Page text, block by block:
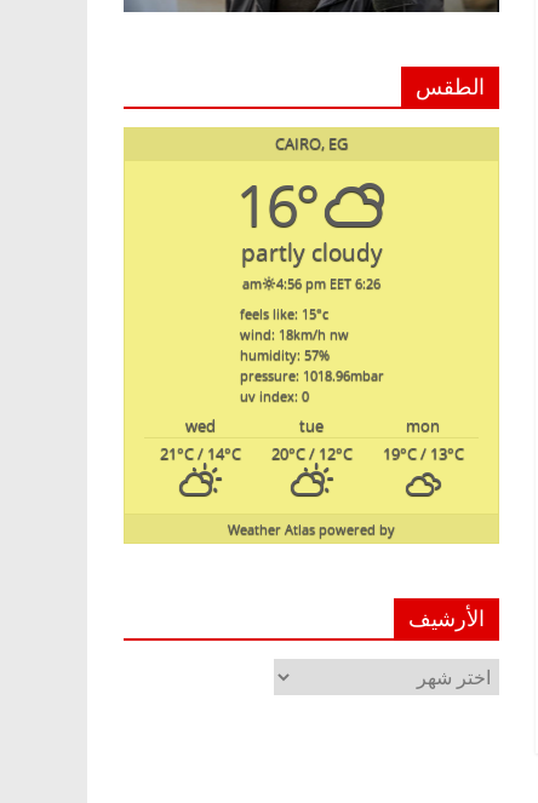
الطقس
CAIRO, EG
16°
partly cloudy
6:26 am
4:56 pm EET
feels like: 15°c
wind: 18km/h nw
humidity: 57%
pressure: 1018.96mbar
uv index: 0
mon
tue
wed
19°C/ 13°C
20°C/ 12°C
21°C/ 14°C
powered by
Weather Atlas
الأرشيف
الأرشيف